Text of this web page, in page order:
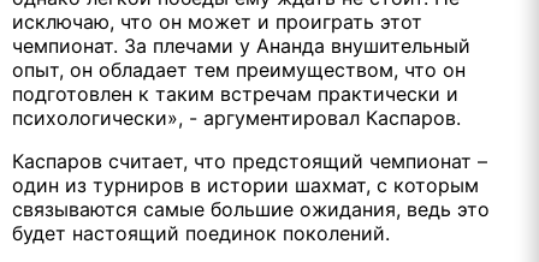
исключаю, что он может и проиграть этот
чемпионат. За плечами у Ананда внушительный
опыт, он обладает тем преимуществом, что он
подготовлен к таким встречам практически и
психологически», - аргументировал Каспаров.
Каспаров считает, что предстоящий чемпионат –
один из турниров в истории шахмат, с которым
связываются самые большие ожидания, ведь это
будет настоящий поединок поколений.